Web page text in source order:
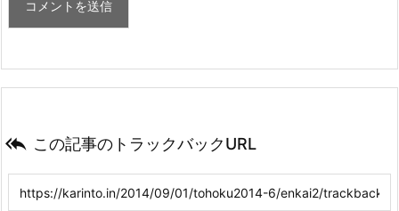
 この記事のトラックバックURL